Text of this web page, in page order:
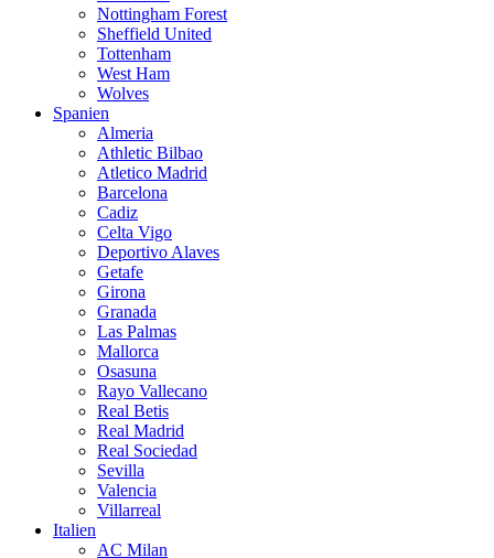
Nottingham Forest
Sheffield United
Tottenham
West Ham
Wolves
Spanien
Almeria
Athletic Bilbao
Atletico Madrid
Barcelona
Cadiz
Celta Vigo
Deportivo Alaves
Getafe
Girona
Granada
Las Palmas
Mallorca
Osasuna
Rayo Vallecano
Real Betis
Real Madrid
Real Sociedad
Sevilla
Valencia
Villarreal
Italien
AC Milan